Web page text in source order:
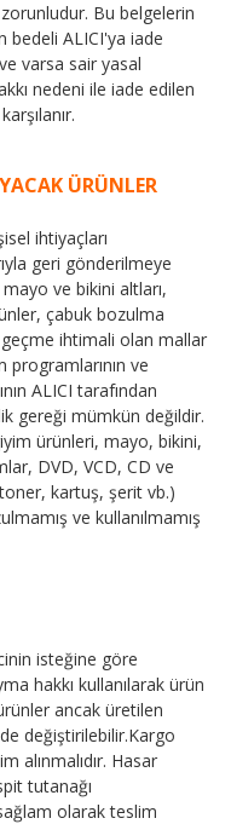
Bu belgelerin
bedeli ALICI'ya iade
varsa sair yasal
nedeni ile iade edilen
ÜRÜNLER
ihtiyaçları
geri gönderilmeye
ve bikini altları,
çabuk bozulma
ihtimali olan mallar
programlarının ve
ALICI tarafından
gereği mümkün değildir.
ürünleri, mayo, bikini,
DVD, VCD, CD ve
kartuş, şerit vb.)
ve kullanılmamış
isteğine göre
hakkı kullanılarak ürün
ancak üretilen
değiştirilebilir.Kargo
alınmalıdır. Hasar
tutanağı
olarak teslim